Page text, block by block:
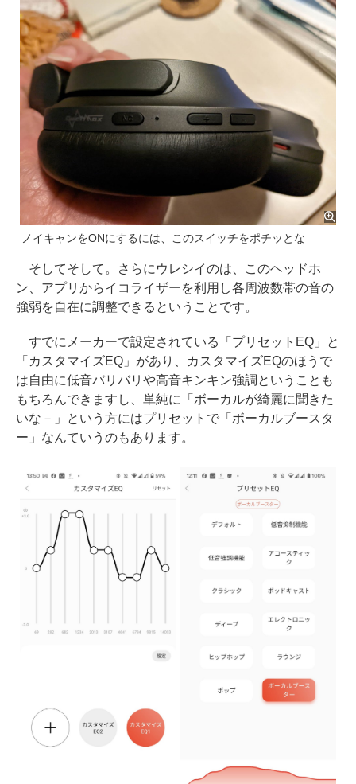
ノイキャンをONにするには、このスイッチをポチッとな
そしてそして。さらにウレシイのは、このヘッドホ
ン、アプリからイコライザーを利用し各周波数帯の音の
強弱を自在に調整できるということです。
すでにメーカーで設定されている「プリセットEQ」と
「カスタマイズEQ」があり、カスタマイズEQのほうで
は自由に低音バリバリや高音キンキン強調ということも
もちろんできますし、単純に「ボーカルが綺麗に聞きた
いな－」という方にはプリセットで「ボーカルブースタ
ー」なんていうのもあります。